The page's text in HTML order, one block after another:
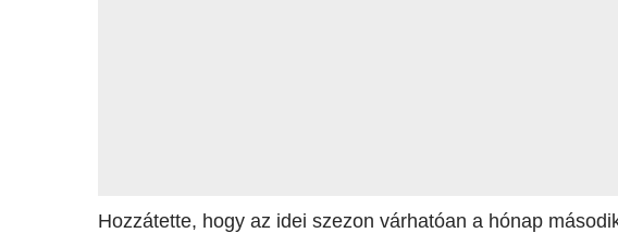
Hozzátette, hogy az idei szezon várhatóan a hónap